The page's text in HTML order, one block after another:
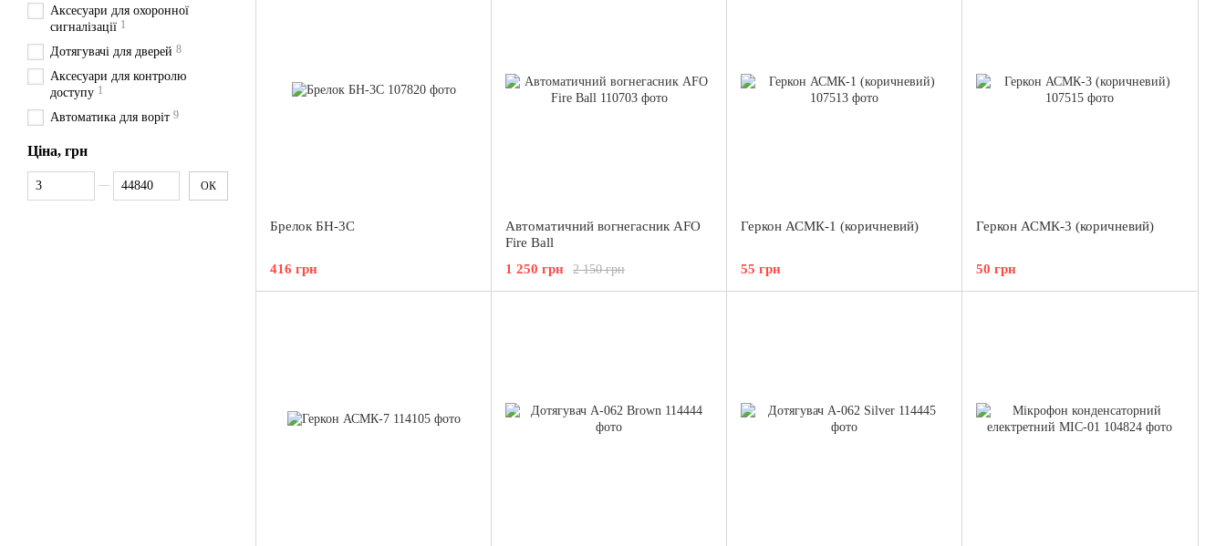
Брелок БН-3С
416 грн
Автоматичний вогнегасник AFO
Fire Ball
2 150 грн
1 250 грн
Геркон АСМК-1 (коричневий)
55 грн
Геркон АСМК-3 (коричневий)
50 грн
Аксесуари для охоронної
сигналізації 1
Дотягувачі для дверей 8
Аксесуари для контролю
доступу 1
Автоматика для воріт 9
Ціна, грн
Від Ціна, грн
До Ціна, грн
ОК